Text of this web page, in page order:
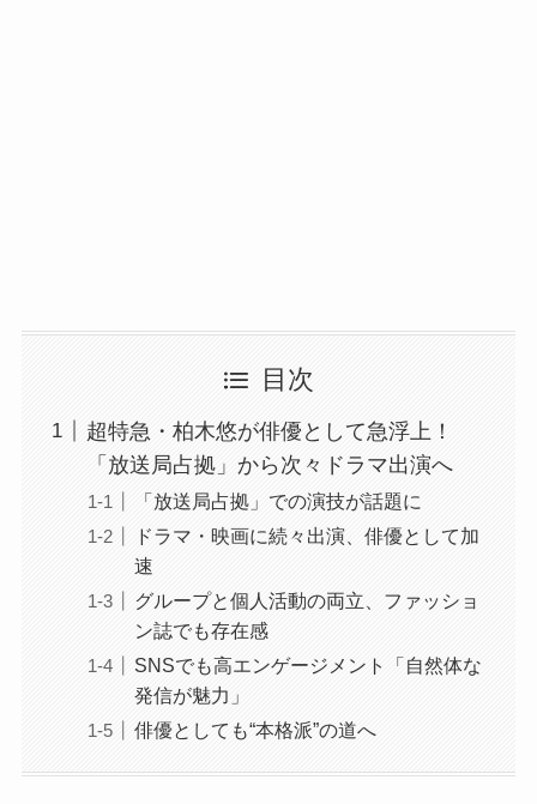
目次
超特急・柏木悠が俳優として急浮上！
「放送局占拠」から次々ドラマ出演へ
「放送局占拠」での演技が話題に
ドラマ・映画に続々出演、俳優として加
速
グループと個人活動の両立、ファッショ
ン誌でも存在感
SNSでも高エンゲージメント「自然体な
発信が魅力」
俳優としても“本格派”の道へ